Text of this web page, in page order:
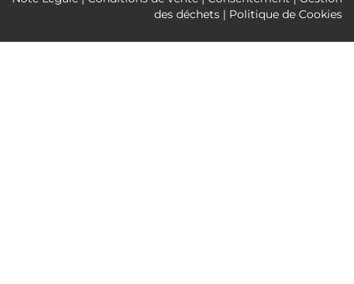
des déchets | Politique de Cookies